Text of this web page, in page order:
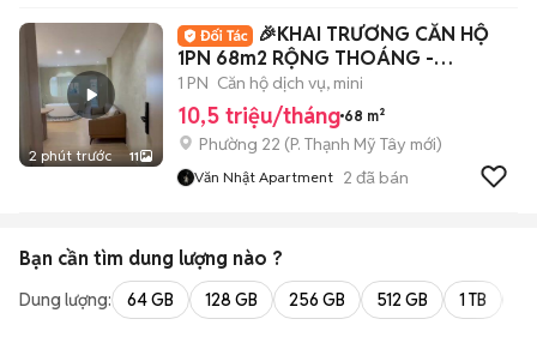
2 phút trước 11
🎉KHAI TRƯƠNG CĂN HỘ
1PN 68m2 RỘNG THOÁNG -
BALCONY NGAY QUẬN 1🎉
1 PN Căn hộ dịch vụ, mini
10,5 triệu/tháng 68 m²
Phường 22 (P. Thạnh Mỹ Tây mới)
Văn Nhật Apartment 2 đã bán
Bạn cần tìm dung lượng nào ?
Dung lượng: 64 GB 128 GB 256 GB 512 GB 1 TB